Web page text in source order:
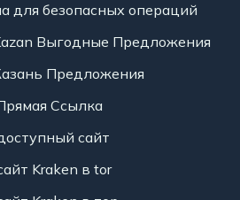
для безопасных операций
Выгодные Предложения
Предложения
Ссылка
сайт
Kraken в tor